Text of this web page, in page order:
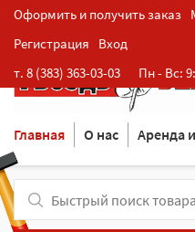
Оформить и получить заказ
Регистрация
Вход
т. 8 (383) 363-03-03
Пн - Вс:
Главная О нас Аренда